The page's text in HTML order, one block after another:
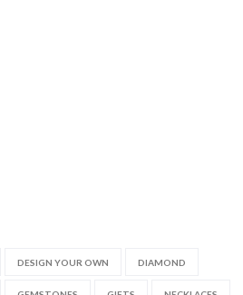
DESIGN YOUR OWN DIAMOND